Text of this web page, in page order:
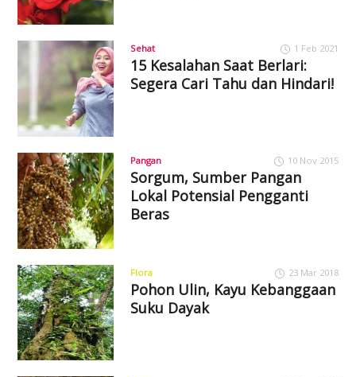
Sehat 1 Feb 2021
15 Kesalahan Saat Berlari:
Segera Cari Tahu dan Hindari!
Pangan 10 Nov 2015
Sorgum, Sumber Pangan
Lokal Potensial Pengganti
Beras
Flora 23 Mar 2018
Pohon Ulin, Kayu Kebanggaan
Suku Dayak